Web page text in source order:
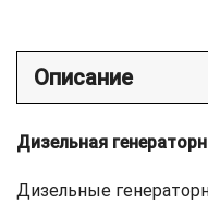
Описание
Дизельная
Дизельные